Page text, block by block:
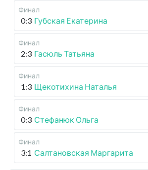
Финал
0:3 Губская Екатерина
Финал
2:3 Гасюль Татьяна
Финал
1:3 Щекотихина Наталья
Финал
0:3 Стефанюк Ольга
Финал
3:1 Салтановская Маргарита